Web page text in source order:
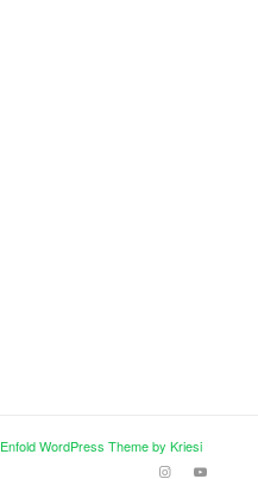
Enfold WordPress Theme by Kriesi